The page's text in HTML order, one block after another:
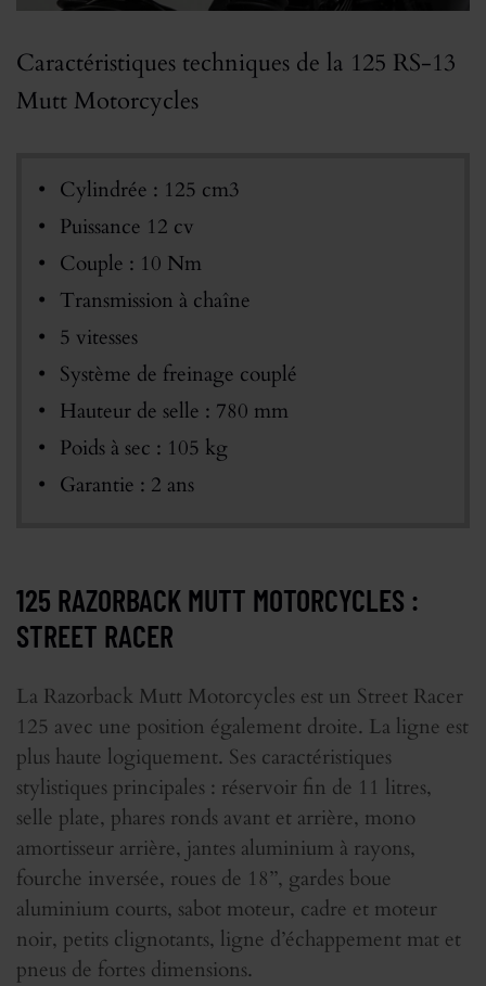
Caractéristiques techniques de la 125 RS-13
Mutt Motorcycles
Cylindrée : 125 cm3
Puissance 12 cv
Couple : 10 Nm
Transmission à chaîne
5 vitesses
Système de freinage couplé
Hauteur de selle : 780 mm
Poids à sec : 105 kg
Garantie : 2 ans
125 RAZORBACK MUTT MOTORCYCLES :
STREET RACER
La Razorback Mutt Motorcycles est un Street Racer
125 avec une position également droite. La ligne est
plus haute logiquement. Ses caractéristiques
stylistiques principales : réservoir fin de 11 litres,
selle plate, phares ronds avant et arrière, mono
amortisseur arrière, jantes aluminium à rayons,
fourche inversée, roues de 18’’, gardes boue
aluminium courts, sabot moteur, cadre et moteur
noir, petits clignotants, ligne d’échappement mat et
pneus de fortes dimensions.